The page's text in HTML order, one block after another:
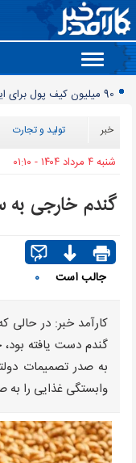
Toggle
navigation
90 میلیون کیف پول برای ایرانی ها ساخته شد
معمای قیمت سکه امامی و
آخرین وضعیت سدهای
حذف و بازگشت دوباره
موتورسیکلت‌های برقی
سدهای مهم کشور چقدر آب
جمعیت ایران از ۸۷ میلیون نفر عبور کرد
انتقال تورم خودرو به
خبر تولید و تجارت
شنبه ۴ مرداد ۱۴۰۴ - ۰۱:۱۰
گندم خارجی به
جالب است ۰
کارآمد خبر: در حالی
گندم دست یافته بود،
به صدر تصمیمات
وابستگی غذایی را به